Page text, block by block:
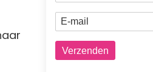
E-mail